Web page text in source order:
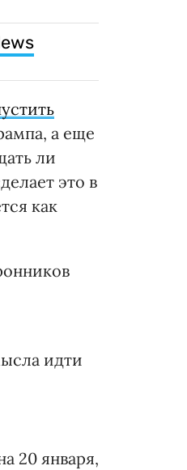
а еще
ли
это в
как
идти
20 января,